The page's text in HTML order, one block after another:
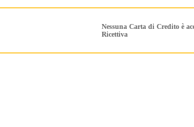
Nessuna Carta di Credito è
Ricettiva